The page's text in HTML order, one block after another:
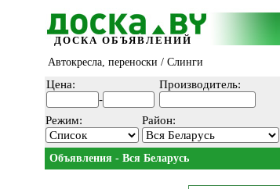
ДОСКА ОБЪЯВЛЕНИЙ
Автокресла, переноски / Слинги
Цена:
-
Производитель:
Режим: Район:
Объявления - Вся Беларусь